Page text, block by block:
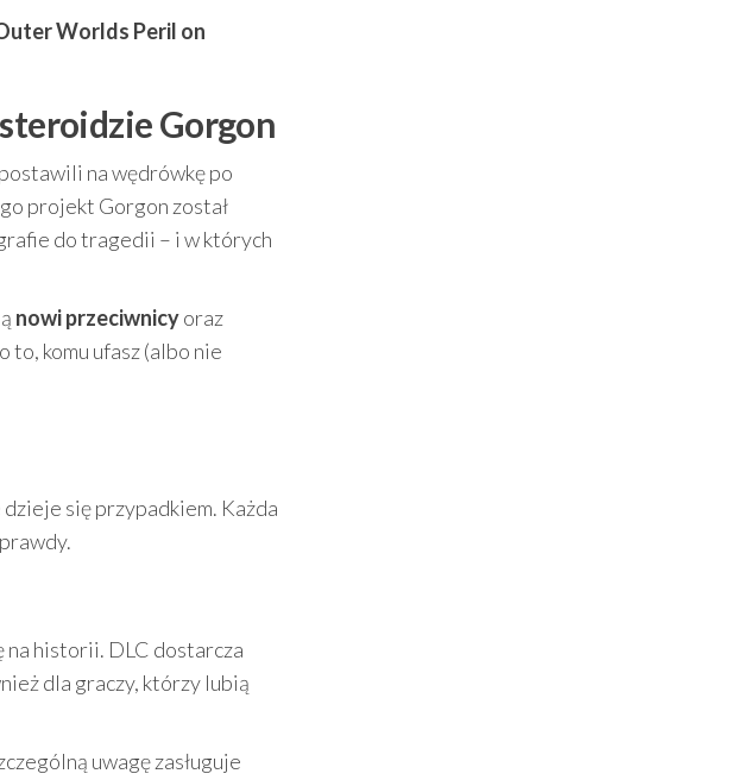
Worlds Peril on
Gorgon
na wędrówkę po
projekt Gorgon został
do tragedii – i w których
nowi przeciwnicyoraz
komu ufasz (albo nie
się przypadkiem. Każda
na historii. DLC dostarcza
dla graczy, którzy lubią
uwagę zasługuje